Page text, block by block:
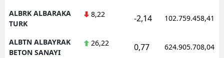
ALBRK ALBARAKA
TURK
8,22 -2,14 102.759.458,41
ALBTN ALBAYRAK
BETON SANAYI
26,22 0,77 624.905.708,04